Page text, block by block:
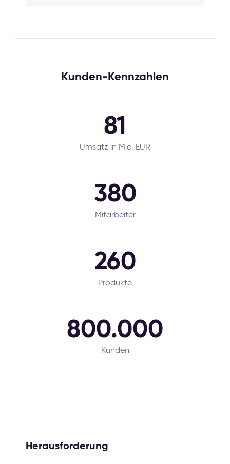
Kunden-Kennzahlen
81
Umsatz in Mio. EUR
380
Mitarbeiter
260
Produkte
800.000
Kunden
Herausforderung